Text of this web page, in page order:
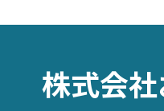
株式会